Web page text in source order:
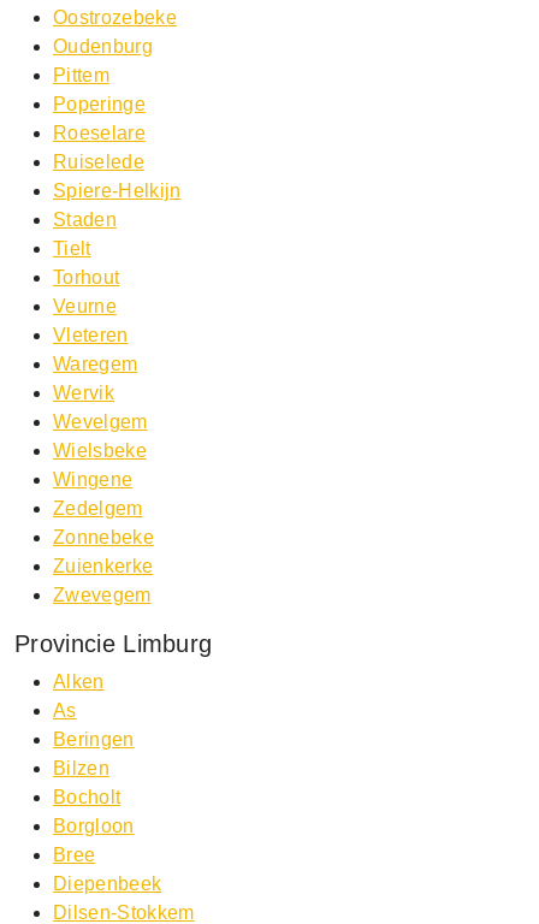
Oostrozebeke
Oudenburg
Pittem
Poperinge
Roeselare
Ruiselede
Spiere-Helkijn
Staden
Tielt
Torhout
Veurne
Vleteren
Waregem
Wervik
Wevelgem
Wielsbeke
Wingene
Zedelgem
Zonnebeke
Zuienkerke
Zwevegem
Provincie Limburg
Alken
As
Beringen
Bilzen
Bocholt
Borgloon
Bree
Diepenbeek
Dilsen-Stokkem